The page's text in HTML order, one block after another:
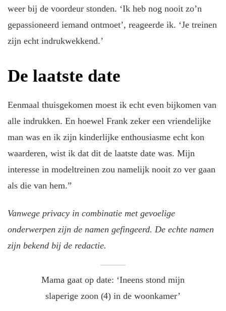
weer bij de voordeur stonden. ‘Ik heb nog nooit zo’n
gepassioneerd iemand ontmoet’, reageerde ik. ‘Je treinen
zijn echt indrukwekkend.’
De laatste date
Eenmaal thuisgekomen moest ik echt even bijkomen van
alle indrukken. En hoewel Frank zeker een vriendelijke
man was en ik zijn kinderlijke enthousiasme echt kon
waarderen, wist ik dat dit de laatste date was. Mijn
interesse in modeltreinen zou namelijk nooit zo ver gaan
als die van hem.”
Vanwege privacy in combinatie met gevoelige
onderwerpen zijn de namen gefingeerd. De echte namen
zijn bekend bij de redactie.
Mama gaat op date: ‘Ineens stond mijn
slaperige zoon (4) in de woonkamer’